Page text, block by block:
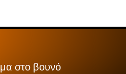
στο βουνό